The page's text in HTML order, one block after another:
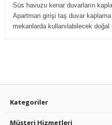
Süs havuzu kenar duvarların
Apartman girişi taş duvar
mekanlarda kullanılabilecek
Kategoriler
Müşteri Hizmetleri